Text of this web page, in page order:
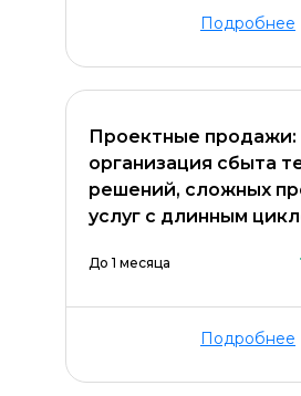
Подробнее
Проектные продажи:
организация сбыта
решений, сложных
услуг с длинным
До 1 месяца
Подробнее